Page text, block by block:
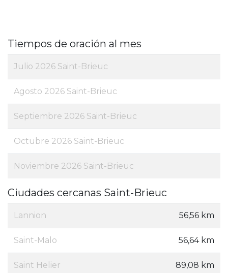
Tiempos de oración al mes
Julio 2026 Saint-Brieuc
Agosto 2026 Saint-Brieuc
Septiembre 2026 Saint-Brieuc
Octubre 2026 Saint-Brieuc
Noviembre 2026 Saint-Brieuc
Ciudades cercanas Saint-Brieuc
Lannion 56,56 km
Saint-Malo 56,64 km
Saint Helier 89,08 km